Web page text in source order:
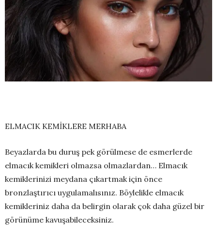
ELMACIK KEMİKLERE MERHABA
Beyazlarda bu duruş pek görülmese de esmerlerde
elmacık kemikleri olmazsa olmazlardan… Elmacık
kemiklerinizi meydana çıkartmak için önce
bronzlaştırıcı uygulamalısınız. Böylelikle elmacık
kemikleriniz daha da belirgin olarak çok daha güzel bir
görünüme kavuşabileceksiniz.